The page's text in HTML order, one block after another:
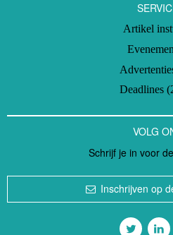
Artikel
Deadlines
VOLG
Schrijf je in voor
Inschrijven op